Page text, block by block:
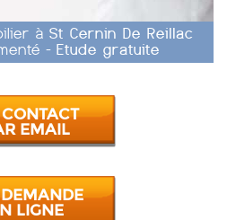
à St Cernin De Reillac
- Etude gratuite
CONTACT
EMAIL
DEMANDE
LIGNE